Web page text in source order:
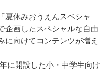
休みおうえんスペシャ
企画したスペシャルな自由
に向けてコンテンツが増え
に開設した小・中学生向け